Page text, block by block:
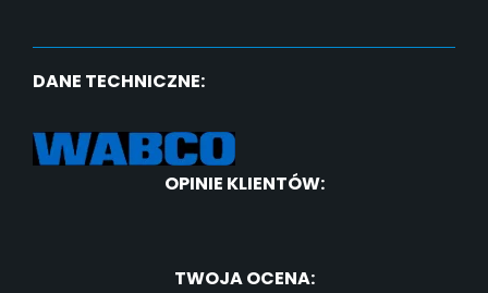
DANE TECHNICZNE:
OPINIE KLIENTÓW:
TWOJA OCENA: